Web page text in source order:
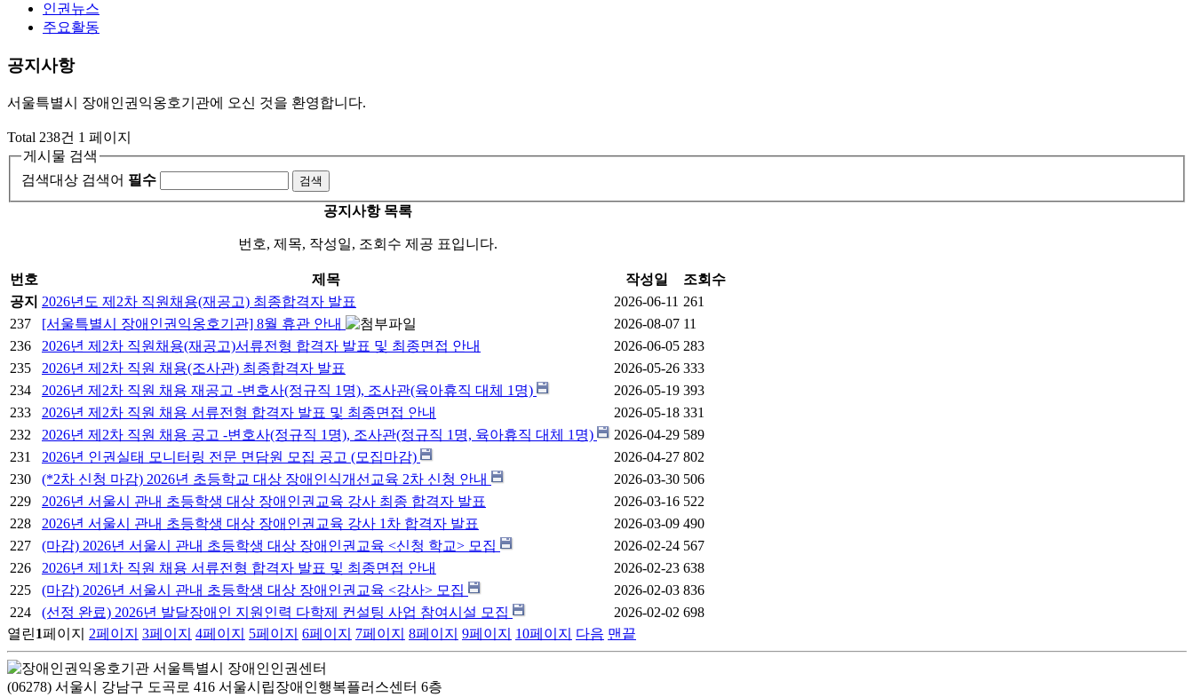
인권뉴스
주요활동
공지사항
서울특별시 장애인권익옹호기관에 오신 것을 환영합니다.
Total 238건 1 페이지
게시물 검색
검색대상 검색어 필수
공지사항 목록
번호, 제목, 작성일, 조회수 제공 표입니다.
번호 제목 작성일
조회수
공지 2026년도 제2차 직원채용(재공고) 최종합격자 발표 2026-06-11 261
237
[서울특별시 장애인권익옹호기관] 8월 휴관 안내 2026-08-07 11
236
2026년 제2차 직원채용(재공고)서류전형 합격자 발표 및 최종면접 안내 2026-06-05 283
235
2026년 제2차 직원 채용(조사관) 최종합격자 발표 2026-05-26 333
234
2026년 제2차 직원 채용 재공고 -변호사(정규직 1명), 조사관(육아휴직 대체 1명) 2026-05-19 393
233
2026년 제2차 직원 채용 서류전형 합격자 발표 및 최종면접 안내 2026-05-18 331
232
2026년 제2차 직원 채용 공고 -변호사(정규직 1명), 조사관(정규직 1명, 육아휴직 대체 1명) 2026-04-29 589
231
2026년 인권실태 모니터링 전문 면담원 모집 공고 (모집마감) 2026-04-27 802
230
(*2차 신청 마감) 2026년 초등학교 대상 장애인식개선교육 2차 신청 안내 2026-03-30 506
229
2026년 서울시 관내 초등학생 대상 장애인권교육 강사 최종 합격자 발표 2026-03-16 522
228
2026년 서울시 관내 초등학생 대상 장애인권교육 강사 1차 합격자 발표 2026-03-09 490
227
(마감) 2026년 서울시 관내 초등학생 대상 장애인권교육 <신청 학교> 모집 2026-02-24 567
226
2026년 제1차 직원 채용 서류전형 합격자 발표 및 최종면접 안내 2026-02-23 638
225
(마감) 2026년 서울시 관내 초등학생 대상 장애인권교육 <강사> 모집 2026-02-03 836
224
(선정 완료) 2026년 발달장애인 지원인력 다학제 컨설팅 사업 참여시설 모집 2026-02-02 698
열린1페이지 2페이지 3페이지 4페이지 5페이지 6페이지 7페이지 8페이지 9페이지 10페이지 다음 맨끝
(06278) 서울시 강남구 도곡로 416 서울시립장애인행복플러스센터 6층